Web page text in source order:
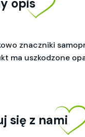
opis
znaczniki
ma uszkodzone
się z nami